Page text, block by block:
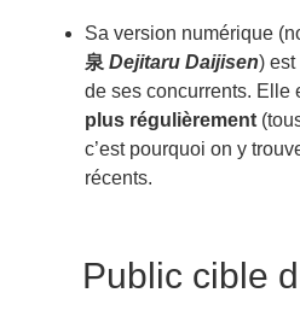
Sa version numérique
泉 Dejitaru Daijisen)
de ses concurrents. Elle
plus régulièrement
c’est pourquoi on y
récents.
Public cible